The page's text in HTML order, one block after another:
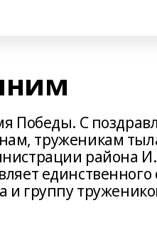
Победы. С
труженикам
района
и группу